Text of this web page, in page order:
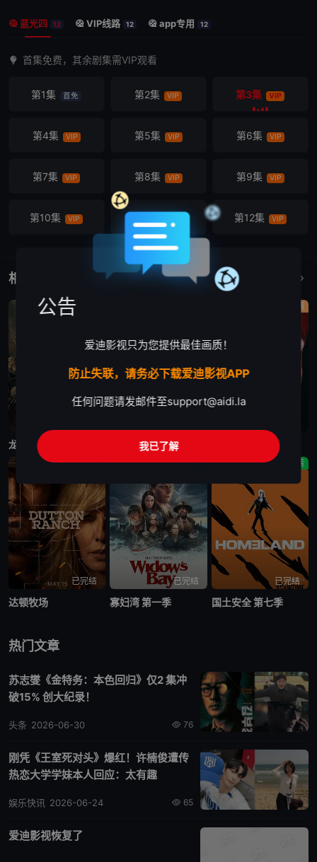
 蓝光四 12  VIP线路 12  app专用 12
首集免费，其余剧集需VIP观看
第1集 首免 第2集 VIP 第3集 VIP
第4集 VIP 第5集 VIP 第6集 VIP
第7集 VIP 第8集 VIP 第9集 VIP
第10集 VIP 第12集 VIP
相关作品
龙之家族 第三季 末日地堡 第三季
剧情
剧情
已完结
达顿牧场
剧情
已完结
寡妇湾 第一季
剧情
已完结
国土安全 第七季
热门文章
苏志燮《金特务：本色回归》仅2 集冲
破15% 创大纪录！
76
头条 2026-06-30
刚凭《王室死对头》爆红！许楠俊遭传
热恋大学学妹本人回应：太有趣
65
娱乐快讯 2026-06-24
爱迪影视恢复了
公告
爱迪影视只为您提供最佳画质！
防止失联，请务必下载爱迪影视APP
任何问题请发邮件至support@aidi.la
我已了解